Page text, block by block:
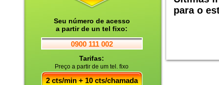
Seu número de acesso
a partir de un tel fixo:
0900 111 002
Tarifas:
Preço a partir de um tel. fixo
2 cts/min + 10 cts/chamada
para o